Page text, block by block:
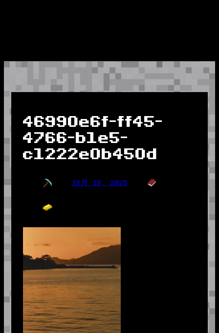
46990e6f-ff45-
4766-b1e5-
c1222e0b450d
10月 18, 2025